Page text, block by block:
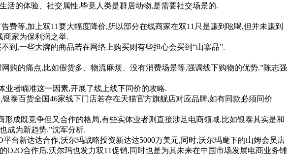
活的体验、社交属性.毕竟人类是群居动物,是需要社交场景的.
等,加上双11要大幅度降价,所以部分在线商家在双11只是赚到吆喝,但并未赚到
商家为保利润之举.
,一些大牌的商品若在网络上购买则有些担心会买到“山寨品”.
的痛点,比如假货多、物流麻烦、没有消费场景等,强调线下购物的优势.”陈志强
者瞄准这一因素,开展了线上线下同价的攻略.
百货全国46家线下门店若存在天猫官方旗舰店对应品牌,如有同款必须同价
成既竞争但又合作的格局,有些实体业者则直接涉足电商领域.比如银泰其实是和
成为新趋势.”沈军分析.
新达达合作,沃尔玛战略投资新达达5000万美元,同时,沃尔玛麾下的山姆会员店
O2O合作后,沃尔玛也发力双11促销,同时也是为其未来在中国市场发展电商业务铺